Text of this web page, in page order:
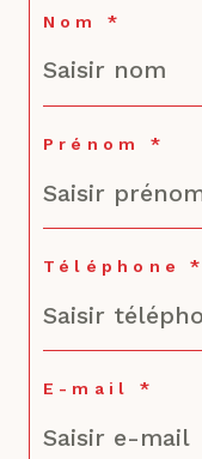
Nom *
Prénom *
Téléphone *
E-mail *